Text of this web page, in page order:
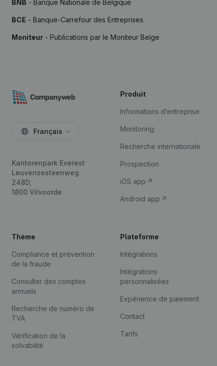
BNB - Banque Nationale de Belgique
BCE - Banque-Carrefour des Entreprises
Moniteur - Publications par le Moniteur Belge
Français
Kantorenpark Everest
Leuvensesteenweg
248D,
1800 Vilvoorde
Produit
Informations d’entreprise
Monitoring
Recherche internationale
Prospection
iOS app
Android app
Thème
Compliance et prévention
de la fraude
Consulter des comptes
annuels
Recherche de numéro de
TVA
Vérification de la
solvabilité
Plateforme
Intégrations
Intégrations
personnalisées
Expérience de paiement
Contact
Tarifs